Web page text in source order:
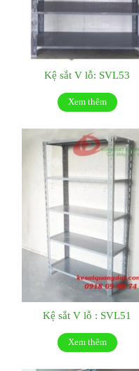
Kệ sắt V lỗ: SVL53
Xem thêm
Kệ sắt V lỗ : SVL51
Xem thêm